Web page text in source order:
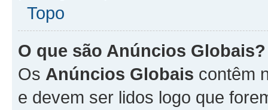
Topo
O que são Anúncios Globais?
Os Anúncios Globais contêm
e devem ser lidos logo que